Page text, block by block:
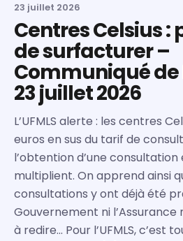
23 juillet 2026
Centres Celsius :
de surfacturer –
Communiqué de
23 juillet 2026
L’UFMLS alerte : les centres
euros en sus du tarif de
l’obtention d’une consultation
multiplient. On apprend ainsi
consultations y ont déjà été
Gouvernement ni l’Assurance
à redire… Pour l’UFMLS, c’est